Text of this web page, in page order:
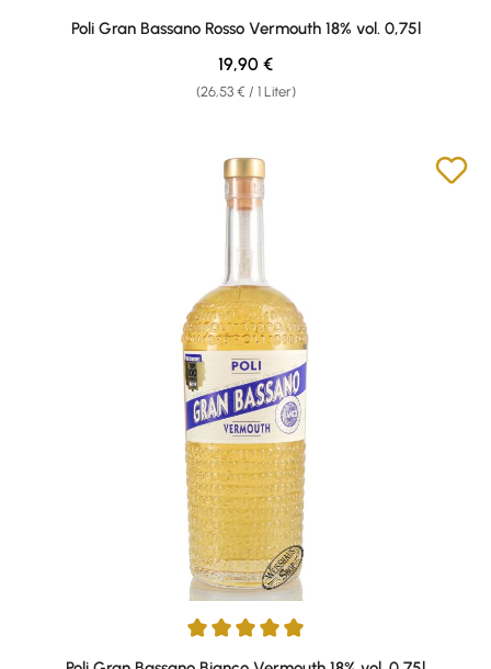
Durchschnittliche Bewertung von 4.83 von 5 Sternen
Poli Gran Bassano Rosso Vermouth 18% vol. 0,75l
(26,53 € / 1 Liter)
Regulärer Preis:
19,90 €
Durchschnittliche Bewertung von 5 von 5 Sternen